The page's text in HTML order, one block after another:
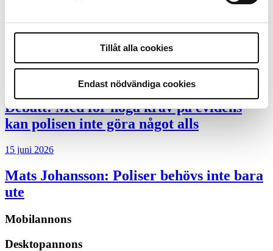
Tillåt alla cookies
Endast nödvändiga cookies
Replik:
Det är inte evidenskrav som
bakbinder polisen
Debatt:Med för höga krav på evidens
kan polisen inte göra något alls
15 juni 2026
Mats Johansson: Poliser behövs inte bara
ute
Mobilannons
Desktopannons